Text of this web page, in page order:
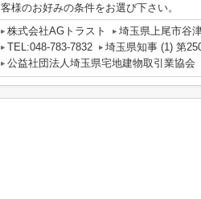
客様のお好みの条件をお選び下さい。
株式会社AGトラスト
埼玉県上尾市谷
TEL:048-783-7832
埼玉県知事 (1) 第
公益社団法人埼玉県宅地建物取引業協会